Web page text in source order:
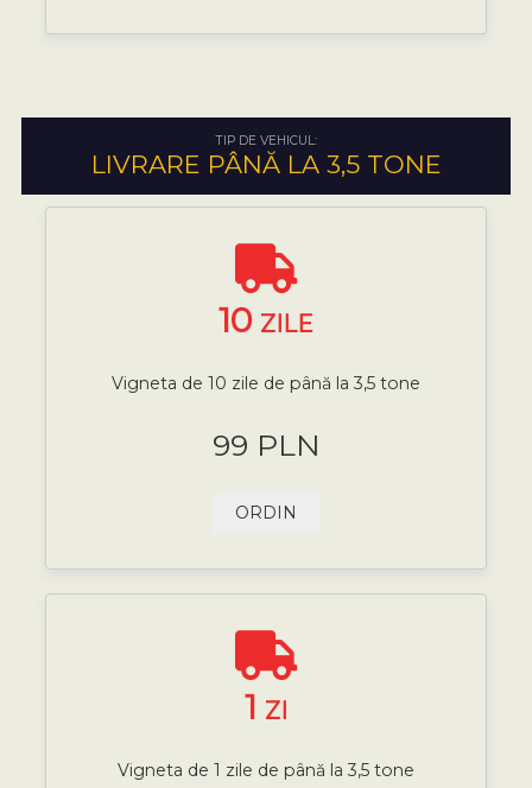
TIP DE VEHICUL:
LIVRARE PÂNĂ LA 3,5 TONE
10 ZILE
Vigneta de 10 zile de până la 3,5 tone
99 PLN
ORDIN
1 ZI
Vigneta de 1 zile de până la 3,5 tone